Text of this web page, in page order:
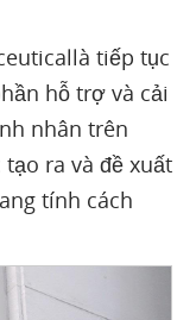
tiếp tục
hỗ trợ và cải
nhân trên
ra và đề xuất
tính cách